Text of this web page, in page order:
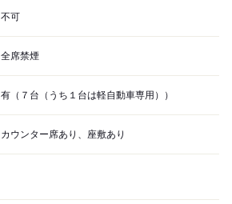
不可
全席禁煙
有（７台（うち１台は軽自動車専用））
カウンター席あり、座敷あり